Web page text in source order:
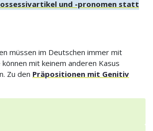
und -pronomen statt
müssen im Deutschen immer mit
mit keinem anderen Kasus
Zu den Präpositionen mit Genitiv